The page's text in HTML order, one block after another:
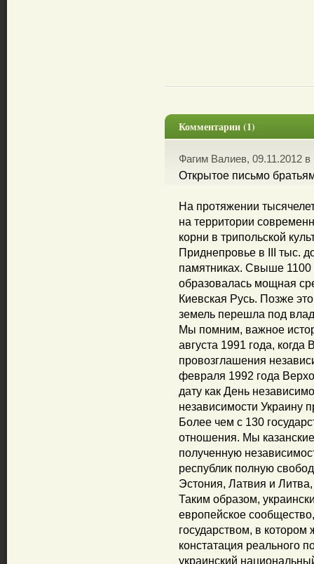
Комментарии (1)
Фагим Валиев, 09.11.2012 в
Открытое письмо
На протяжении
на территории
корни в трипольской
Приднепровье в III тыс.
памятниках. Свыше 1100
образовалась мощная
Киевская Русь. Позже
земель перешла под
Мы помним, важное
августа 1991 года,
провозглашения
февраля 1992 года
дату как День
независимости Украину
Более чем с 130
отношения. Мы
полученную
республик полную
Эстония, Латвия и
Таким образом,
европейское
государством, в
констатация реального
украинский